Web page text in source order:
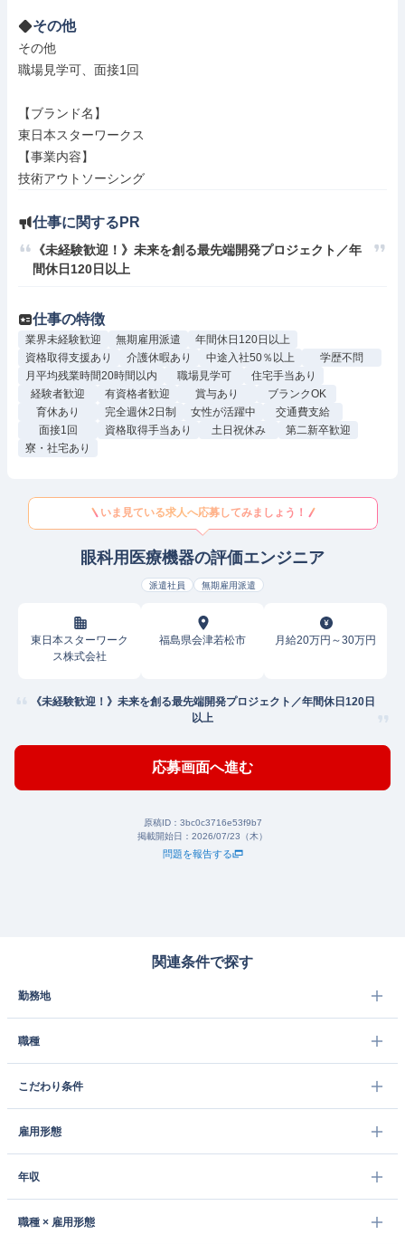
その他
その他
職場見学可、面接1回
【ブランド名】
東日本スターワークス
【事業内容】
技術アウトソーシング
仕事に関するPR
《未経験歓迎！》未来を創る最先端開発プロジェクト／年
間休日120日以上
仕事の特徴
業界未経験歓迎 無期雇用派遣
年間休日120日以上
資格取得支援あり
介護休暇あり 中途入社50％以上
学歴不問
月平均残業時間20時間以内
職場見学可
住宅手当あり
経験者歓迎
有資格者歓迎 賞与あり
ブランクOK
育休あり
完全週休2日制 女性が活躍中
交通費支給
面接1回
資格取得手当あり 土日祝休み
第二新卒歓迎
寮・社宅あり
いま見ている求人へ応募してみましょう！
眼科用医療機器の評価エンジニア
派遣社員 無期雇用派遣
東日本スターワーク
ス株式会社
福島県会津若松市 月給20万円～30万円
《未経験歓迎！》未来を創る最先端開発プロジェクト／年間休日120日
以上
応募画面へ進む
原稿ID： 3bc0c3716e53f9b7
掲載開始日： 2026/07/23（木）
問題を報告する
関連条件で探す
勤務地
職種
こだわり条件
雇用形態
年収
職種 × 雇用形態